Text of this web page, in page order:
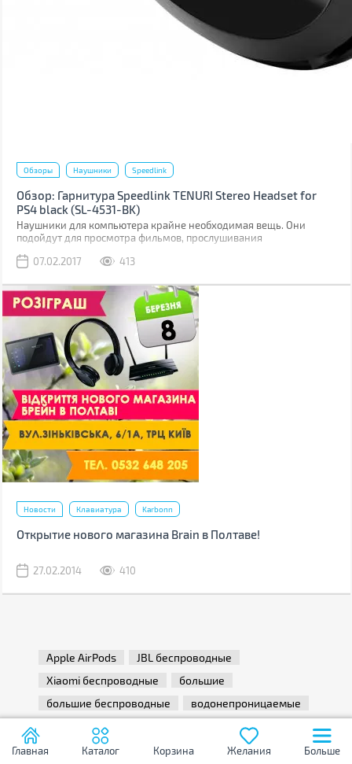
Обзоры Наушники Speedlink
Обзор: Гарнитура Speedlink TENURI Stereo Headset for
PS4 black (SL-4531-BK)
Наушники для компьютера крайне необходимая вещь. Они
подойдут для просмотра фильмов, прослушивания
07.02.2017
413
Новости Клавиатура Karbonn
Открытие нового магазина Brain в Полтаве!
27.02.2014 410
Apple AirPods
JBL беспроводные
Xiaomi беспроводные
большие
большие беспроводные
водонепроницаемые
для девушек
маленькие
недорогие
проводные для iPhone
Главная Каталог Корзина Желания Больше